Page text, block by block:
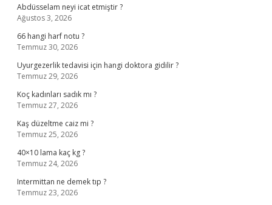
Abdüsselam neyi icat etmiştir ?
Ağustos 3, 2026
66 hangi harf notu ?
Temmuz 30, 2026
Uyurgezerlik tedavisi için hangi doktora gidilir ?
Temmuz 29, 2026
Koç kadınları sadık mı ?
Temmuz 27, 2026
Kaş düzeltme caiz mi ?
Temmuz 25, 2026
40×10 lama kaç kg ?
Temmuz 24, 2026
Intermittan ne demek tıp ?
Temmuz 23, 2026